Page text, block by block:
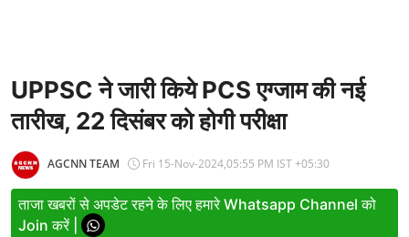
Business
Relationship
Education
Defence & Security
Environment
UPPSC ने जारी किये PCS एग्जाम की नई
तारीख, 22 दिसंबर को होगी परीक्षा
AGCNN TEAM Fri 15-Nov-2024,05:55 PM IST +05:30
ताजा खबरों से अपडेट रहने के लिए हमारे Whatsapp Channel को
Join करें |